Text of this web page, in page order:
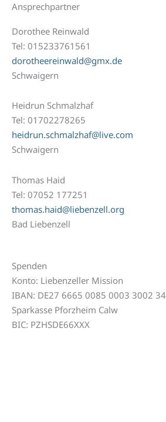
Ansprechpartner
Dorothee Reinwald
Tel: 015233761561
dorotheereinwald@gmx.de
Schwaigern
Heidrun Schmalzhaf
Tel: 01702278265
heidrun.schmalzhaf@live.com
Schwaigern
Thomas Haid
Tel: 07052 177251
thomas.haid@liebenzell.org
Bad Liebenzell
Spenden
Konto: Liebenzeller Mission
IBAN: DE27 6665 0085 0003 3002 34
Sparkasse Pforzheim Calw
BIC: PZHSDE66XXX